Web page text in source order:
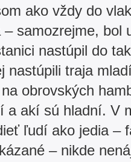
ako vždy do
– samozrejme, bol
nastúpil do
nastúpili traja
obrovských
a akí sú hladní. V
ľudí ako jedia –
– nikde